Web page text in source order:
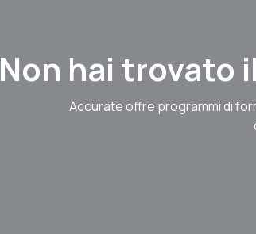
Non hai trovato
Accurate offre programmi di